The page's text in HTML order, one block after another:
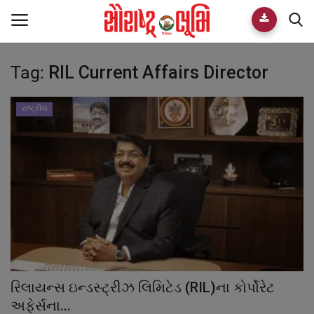
Home
E-paper
Who We Are
Team
Guest Author
Tag: RIL Current Affairs Director
રાષ્ટ્રીય
રિલાયન્સ ઇન્ડસ્ટ્રીઝ લિમિટેડ (RIL)ના કોર્પોરેટ
અફેર્સના...